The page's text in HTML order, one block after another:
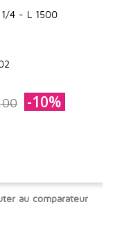
1/4 - L 1500
-10%
au comparateur